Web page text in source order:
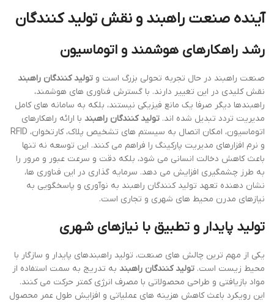
آینده صنعت راهبند و نقش تولید کنندگان
رشد راهکارهای هوشمند و اتوماسیون
صنعت راهبند در حال تجربه تحولی بزرگ است و تولید کنندگان راهبند
نقش کلیدی در این تغییر دارند. با گسترش فناوری های هوشمند،
راهبندها دیگر صرفا یک مانع فیزیکی نیستند، بلکه به سامانه های کامل
مدیریت تردد تبدیل شده اند. تولید کنندگان راهبند با ارائه راهکارهای
اتوماسیون، امکان اتصال به سیستم های تشخیص پلاک، کارتخوان، RFID
و نرم افزارهای مدیریت پارکینگ را فراهم می کنند. این توسعه نه تنها
باعث کاهش دخالت انسانی می شود، بلکه دقت و سرعت عبور و مرور را
به طرز چشمگیری افزایش می دهد. سرمایه گذاری در این فناوری ها،
نشان دهنده تعهد تولید کنندگان راهبند به نوآوری و پاسخگویی به
نیازهای مدرن محیط های شهری و تجاری است.
تولید پایدار و تطبیق با نیازهای شهری
یکی از مهم ترین چالش های صنعت، تولید راهبندهای پایدار و سازگار با
محیط زیست است. تولید کنندگان راهبند به تدریج به سمت استفاده از
مواد بازیافتی و طراحی محصولاتی با مصرف انرژی کمتر حرکت می کنند.
این رویکرد باعث کاهش هزینه های عملیاتی و افزایش طول عمر محصول